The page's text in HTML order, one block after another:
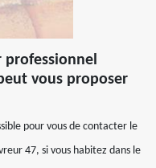
professionnel
vous proposer
pour vous de contacter le
47, si vous habitez dans le